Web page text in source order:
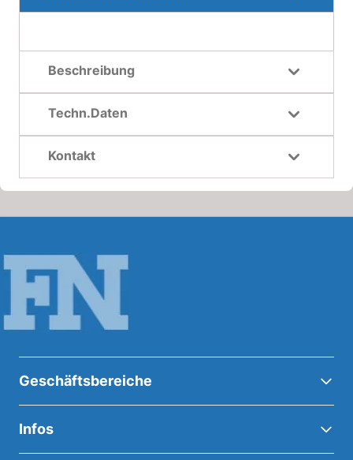
Beschreibung
Techn.Daten
Kontakt
Geschäftsbereiche
Infos